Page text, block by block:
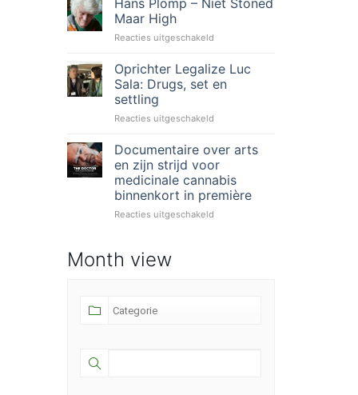
of
Punish!
26
juni
Maar High
Reacties uitgeschakeld
Plomp
–
Niet
Oprichter Legalize Luc
Sala: Drugs, set en
settling
Reacties uitgeschakeld
Legalize
Luc
Sala:
Drugs,
set
Documentaire over arts
en zijn strijd voor
medicinale cannabis
binnenkort in première
Reacties uitgeschakeld
Month view